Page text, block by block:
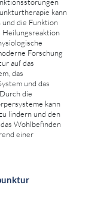
kann
die Funktion
Heilungsreaktion
Forschung
auf das
das
und das
die
kann
lindern und den
Wohlbefinden
einer